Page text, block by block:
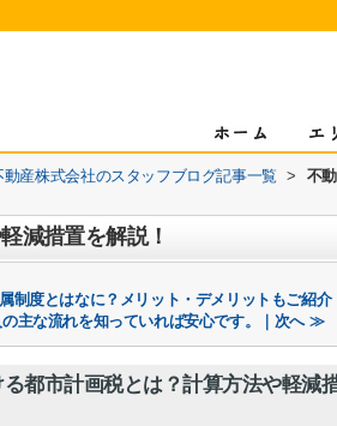
産株式会社のスタッフブログ記事一覧 >
不
減措置を解説！
制度とはなに？メリット・デメリットもご紹介
主な流れを知っていれば安心です。｜次へ ≫
都市計画税とは？計算方法や軽減